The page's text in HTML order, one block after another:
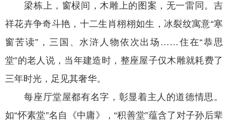
梁栋上，窗棂间，木雕上的图案，无一雷同。吉
祥花卉争奇斗艳，十二生肖栩栩如生，冰裂纹寓意“寒
窗苦读”，三国、水浒人物依次出场……住在“恭思
堂”的老人说，当年建造时，整座屋子仅木雕就耗费了
三年时光，足见其奢华。
每座厅堂屋都有名字，彰显着主人的道德情思。
如“怀素堂”名自《中庸》，“积善堂”蕴含了对子孙后辈